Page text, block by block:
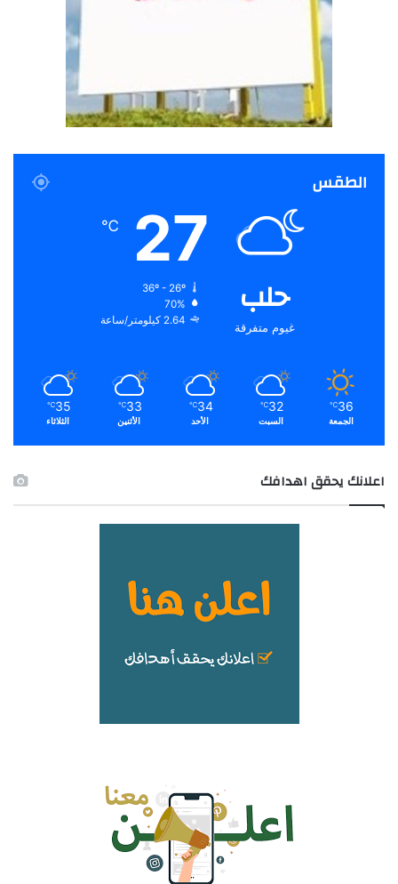
الطقس
حلب
غيوم متفرقة
27
℃
36º - 26º
70%
2.64 كيلومتر/ساعة
36
℃
الجمعة
32
℃
السبت
34
℃
الأحد
33
℃
الأثنين
35
℃
الثلاثاء
اعلانك يحقق اهدافك